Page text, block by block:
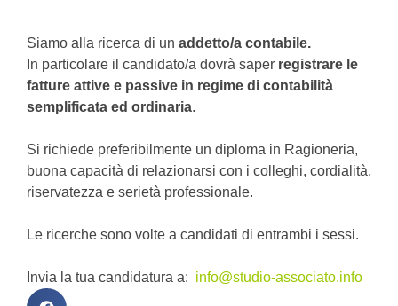
Siamo alla ricerca di un addetto/a contabile.
In particolare il candidato/a dovrà saper registrare le
fatture attive e passive in regime di contabilità
semplificata ed ordinaria.
Si richiede preferibilmente un diploma in Ragioneria,
buona capacità di relazionarsi con i colleghi, cordialità,
riservatezza e serietà professionale.
Le ricerche sono volte a candidati di entrambi i sessi.
Invia la tua candidatura a: info@studio-associato.info